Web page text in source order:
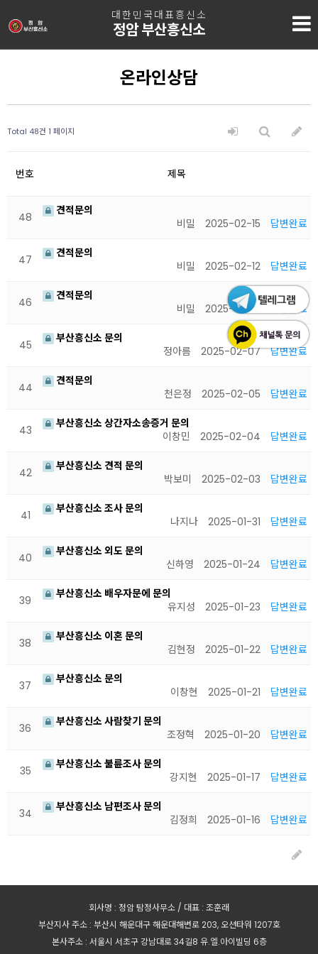
대한민국대표흥신소
정암 부산흥신소
온라인상담
Total 48건 1 페이지
번호 제목
48
견적문의
비밀
2025-02-15 답변완료
47
견적문의
비밀
2025-02-12 답변완료
46
견적문의
비밀
2025-02-12 답변완료
45
부산흥신소 문의
정아름
2025-02-07 답변완료
44
견적문의
천은정
2025-02-05 답변완료
43
부산흥신소 상간자소송증거 문의
이창민
2025-02-04 답변완료
42
부산흥신소 견적 문의
박보미
2025-02-03 답변완료
41
부산흥신소 조사 문의
나지나
2025-01-31 답변완료
40
부산흥신소 외도 문의
신하영
2025-01-24 답변완료
39
부산흥신소 배우자문에 문의
유지성
2025-01-23 답변완료
38
부산흥신소 이혼 문의
김현정
2025-01-22 답변완료
37
부산흥신소 문의
이창현
2025-01-21 답변완료
36
부산흥신소 사람찾기 문의
조정혁
2025-01-20 답변완료
35
부산흥신소 불륜조사 문의
강지현
2025-01-17 답변완료
34
부산흥신소 남편조사 문의
김정희
2025-01-16 답변완료
회사명 : 정암 탐정사무소 / 대표 : 조훈래
부산지사 주소 : 부산시 해운대구 해운대해변로 203, 오션타워 1207호
본사주소 : 서울시 서초구 강남대로 34길8 유.엘.아이빌딩 6층